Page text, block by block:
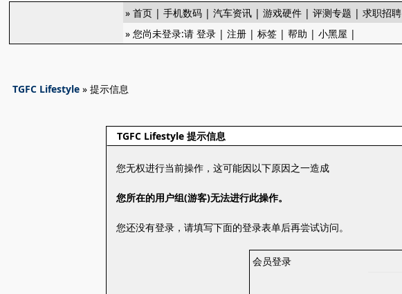
»首页 |手机数码 |汽车资讯 |游戏硬件 |评测专题 |求职招聘
» 您尚未登录:请登录 |注册 |标签 |帮助 |小黑屋 |
TGFC Lifestyle » 提示信息
TGFC Lifestyle 提示信息
您无权进行当前操作，这可能因以下原因之一造成
您所在的用户组(游客)无法进行此操作。
您还没有登录，请填写下面的登录表单后再尝试访问。
会员登录